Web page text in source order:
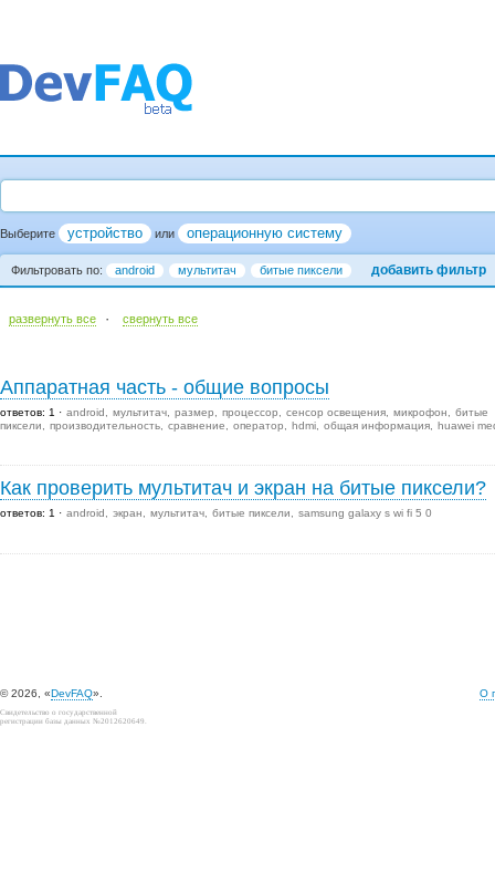
Выберите устройство или операционную систему
Фильтровать по: android мультитач битые пиксели добавить фильтр
развернуть все · cвернуть все
Аппаратная часть - общие вопросы
ответов: 1 android мультитач размер процессор сенсор освещения микрофон
битые
пиксели
производительность сравнение оператор hdmi общая информация huawei
Как проверить мультитач и экран на битые пиксели?
ответов: 1 android экран мультитач битые пиксели samsung galaxy s wi fi 5 0
© 2026, «DevFAQ». О
Свидетельство о государственной
регистрации базы данных №2012620649.